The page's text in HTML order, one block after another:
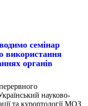
семінар
використання
органів
науково-
та курортології МОЗ